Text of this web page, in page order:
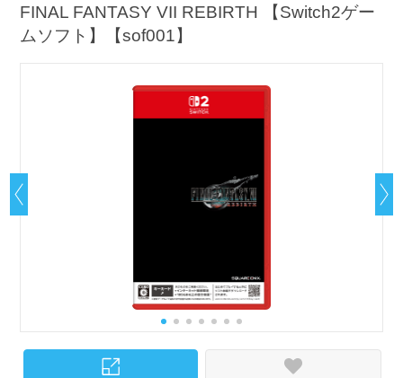
FINAL FANTASY VII REBIRTH 【Switch2ゲー
ムソフト】【sof001】